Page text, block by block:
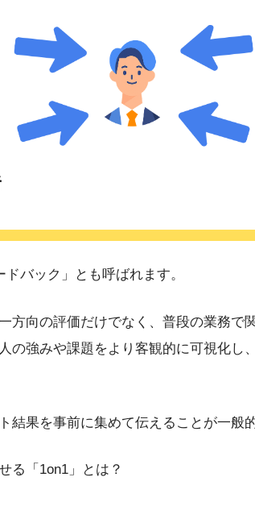
ドバック」とも呼ばれます。
方向の評価だけでなく、普段の業務で
の強みや課題をより客観的に可視化し
結果を事前に集めて伝えることが一般的
る「1on1」とは？